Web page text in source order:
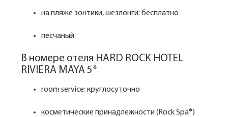
на пляже зонтики, шезлонги: бесплатно
песчаный
В номере отеля HARD ROCK HOTEL
RIVIERA MAYA 5*
room service: круглосуточно
косметические принадлежности (Rock Spa®)